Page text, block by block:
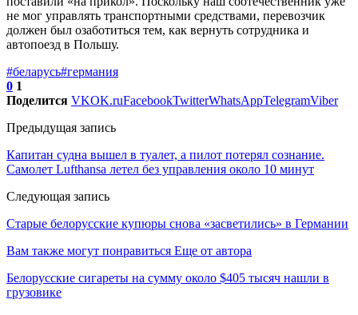
не мог управлять транспортными средствами, перевозчик
должен был озаботиться тем, как вернуть сотрудника и
автопоезд в Польшу.
#беларусь#германия
0 1
Поделится VKOK.ruFacebookTwitterWhatsAppTelegramViber
Предыдущая запись
Капитан судна вышел в туалет, а пилот потерял сознание.
Самолет Lufthansa летел без управления около 10 минут
Следующая запись
Старые белорусские купюры снова «засветились» в Германии
Вам также могут понравиться Еще от автора
Белорусские сигареты на сумму около $405 тысяч нашли в
грузовике